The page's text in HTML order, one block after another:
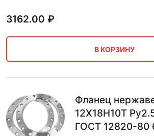
3162.00 ₽
В КОРЗИНУ
Фланец
12Х18Н10Т
ГОСТ 12820-80